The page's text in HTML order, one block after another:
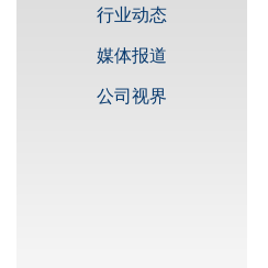
行业动态
媒体报道
公司视界